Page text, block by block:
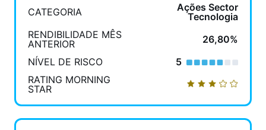
CATEGORIA
Ações Sector
Tecnologia
RENDIBILIDADE MÊS
ANTERIOR
26,80%
NÍVEL DE RISCO
5
RATING MORNING
STAR